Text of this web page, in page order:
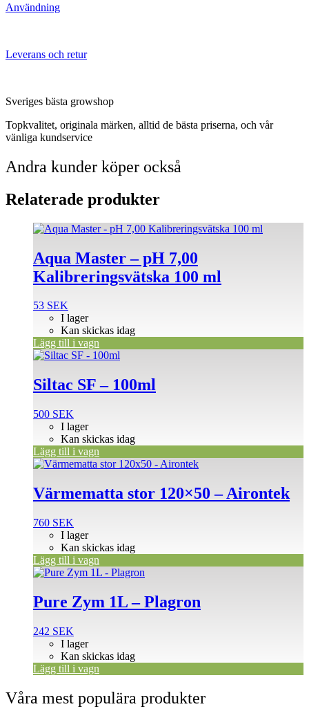
Användning
Leverans och retur
Sveriges bästa growshop
Topkvalitet, originala märken, alltid de bästa priserna, och vår
vänliga kundservice
Andra kunder köper också
Relaterade produkter
Aqua Master – pH 7,00
Kalibreringsvätska 100 ml
53 SEK
I lager
Kan skickas idag
Lägg till i vagn
Siltac SF – 100ml
500 SEK
I lager
Kan skickas idag
Lägg till i vagn
Värmematta stor 120×50 – Airontek
760 SEK
I lager
Kan skickas idag
Lägg till i vagn
Pure Zym 1L – Plagron
242 SEK
I lager
Kan skickas idag
Lägg till i vagn
Våra mest populära produkter